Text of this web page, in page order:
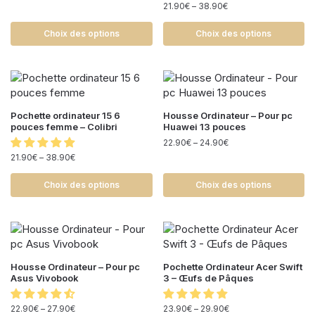
Choix des options
21.90€– 38.90€
Choix des options
Pochette ordinateur 15 6
pouces femme – Colibri
21.90€ – 38.90€
Choix des options
Housse Ordinateur – Pour pc
Huawei 13 pouces
22.90€– 24.90€
Choix des options
Housse Ordinateur – Pour pc
Asus Vivobook
22.90€ – 27.90€
Pochette Ordinateur Acer Swift
3 – Œufs de Pâques
23.90€– 29.90€